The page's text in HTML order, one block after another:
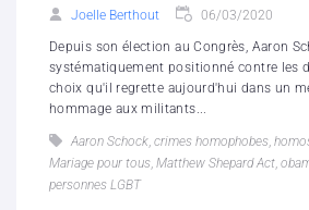
Joelle Berthout 06/03/2020
Depuis son élection au Congrès, Aaron
systématiquement positionné contre les
choix qu'il regrette aujourd'hui dans un
hommage aux militants...
Aaron Schock crimes homophobes
Mariage pour tous Matthew Shepard Act
personnes LGBT